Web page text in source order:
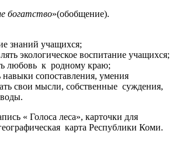
богатство»(обобщение).
знаний учащихся;
экологическое воспитание учащихся;
любовь к родному краю;
навыки сопоставления, умения
свои мысли, собственные суждения,
« Голоса леса», карточки для
карта Республики Коми.